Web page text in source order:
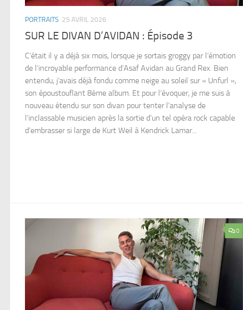
PORTRAITS 25 AVRIL 2026
SUR LE DIVAN D’AVIDAN : Épisode 3
C’était il y a déjà six mois, lorsque je sortais groggy par l’émotion
de l’incroyable performance d’Asaf Avidan au Grand Rex. Bien
entendu, j’avais déjà fondu comme neige au soleil sur « Unfurl »,
son époustouflant 8ème album. Et pour l’évoquer, je me suis à
nouveau étendu sur son divan pour tenter l’analyse de
l’inclassable musicien après la sortie d’un tel opéra rock capable
d’embrasser si large de Kurt Weil à Kendrick Lamar...
0